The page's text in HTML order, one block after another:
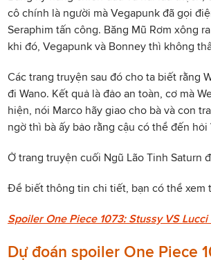
cô chính là người mà Vegapunk đã gọi
Seraphim tấn công. Băng Mũ Rơm xông
khi đó, Vegapunk và Bonney thì không
Các trang truyện sau đó cho ta biết rằng
đi Wano. Kết quả là đảo an toàn, cơ mà
hiện, nói Marco hãy giao cho bà và con
ngờ thì bà ấy bảo rằng cậu có thể đến
Ở trang truyện cuối Ngũ Lão Tinh Saturn
Để biết thông tin chi tiết, bạn có thể xem
Spoiler One Piece 1073: Stussy VS
Dự đoán spoiler One Piece